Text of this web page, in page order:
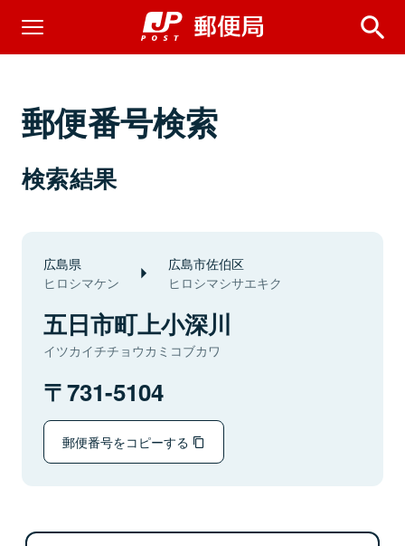
郵便番号検索
検索結果
広島県
ヒロシマケン
広島市佐伯区
ヒロシマシサエキク
五日市町上小深川
イツカイチチョウカミコブカワ
731-5104
郵便番号をコピーする